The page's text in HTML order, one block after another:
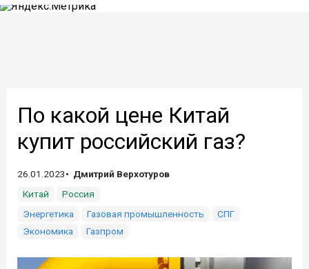
По какой цене Китай
купит российский газ?
26.01.2023
Дмитрий Верхотуров
Китай
Россия
Энергетика
Газовая промышленность
СПГ
Экономика
Газпром